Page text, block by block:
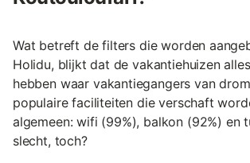
Wat betreft de filters die worden
Holidu, blijkt dat de vakantiehuizen
hebben waar vakantiegangers van
populaire faciliteiten die verschaft
algemeen: wifi (99%), balkon (92%) en
slecht, toch?